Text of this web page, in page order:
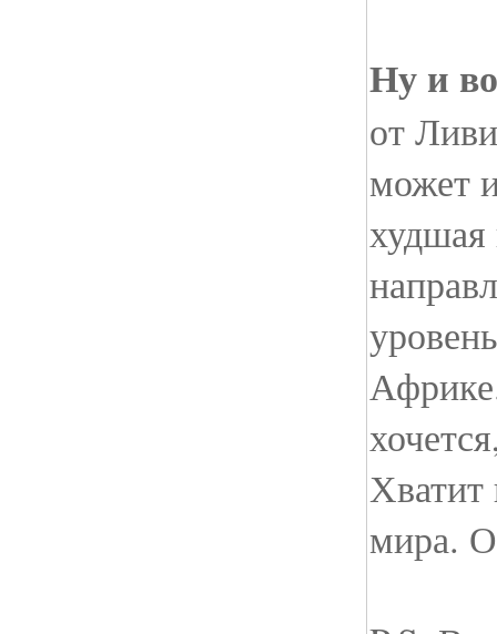
Ну и
от
может
Хватит
мира.